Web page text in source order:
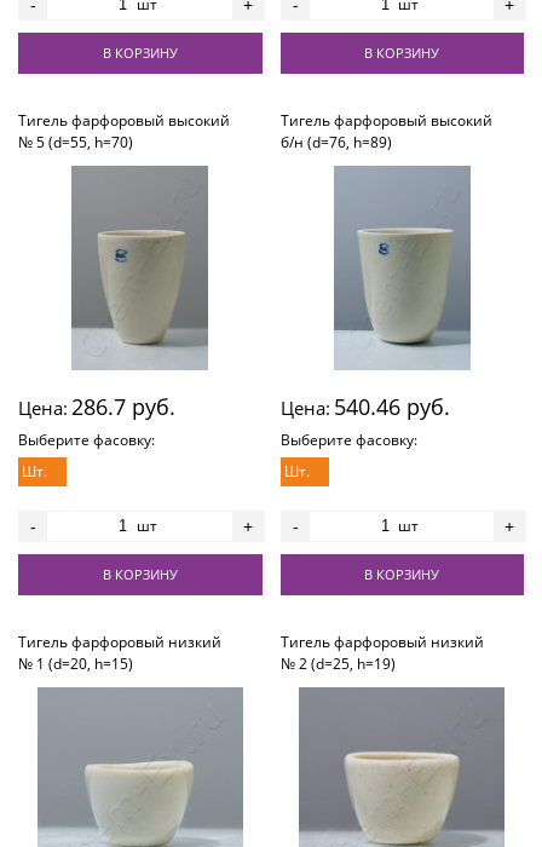
- +
В КОРЗИНУ
- +
В КОРЗИНУ
Тигель фарфоровый высокий
№ 5 (d=55, h=70)
Цена: 286.7 руб.
Выберите фасовку:
Шт.
- шт +
В КОРЗИНУ
Тигель фарфоровый высокий
б/н (d=76, h=89)
Цена: 540.46 руб.
Выберите фасовку:
Шт.
- шт +
В КОРЗИНУ
Тигель фарфоровый низкий
№ 1 (d=20, h=15)
Тигель фарфоровый низкий
№ 2 (d=25, h=19)